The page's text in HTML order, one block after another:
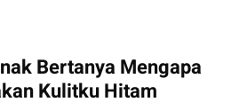
Bertanya Mengapa
Kulitku Hitam